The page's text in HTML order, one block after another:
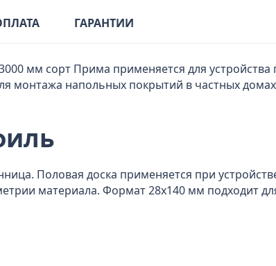
ГАРАНТИИ
мм сорт Прима применяется для
монтажа напольных покрытий в частных домах,
Половая доска применяется при
материала. Формат 28x140 мм подходит